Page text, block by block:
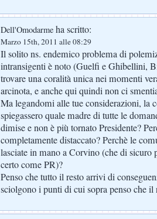
Dell'Omodarme ha scritto:
Marzo 15th, 2011 alle 08:29
Il solito ns. endemico problema di
intransigenti è noto (Guelfi e Ghibellini,
trovare una coralità unica nei momenti
arcinota, e anche qui quindi non ci
Ma legandomi alle tue considerazioni, la
spiegassero quale madre di tutte le
dimise e non è più tornato Presidente?
completamente distaccato? Perchè le
lasciate in mano a Corvino (che di sicuro
certo come PR)?
Penso che tutto il resto arrivi di
sciolgono i punti di cui sopra penso che il